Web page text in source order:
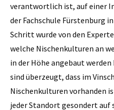
verantwortlich ist, auf einer
der Fachschule Fürstenburg
Schritt wurde von den
welche Nischenkulturen an
in der Höhe angebaut
sind überzeugt, dass im
Nischenkulturen vorhanden
jeder Standort gesondert auf